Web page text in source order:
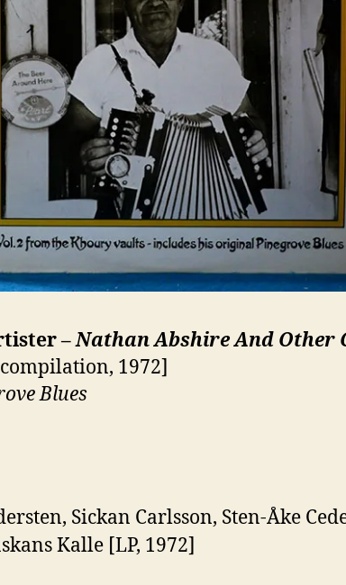
–Nathan Abshire And Other
compilation, 1972]
Blues